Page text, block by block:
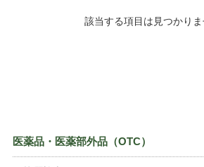
該当する項目は見つかりま
医薬品・医薬部外品（OTC）